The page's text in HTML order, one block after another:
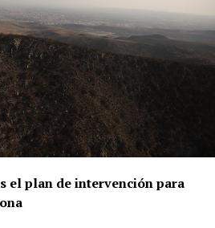
el plan de intervención para